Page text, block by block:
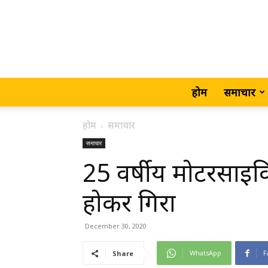
होम समाचार
होम समाचार
समाचार
25 वर्षीय
होकर गिरा
December 30, 2020
Share WhatsApp